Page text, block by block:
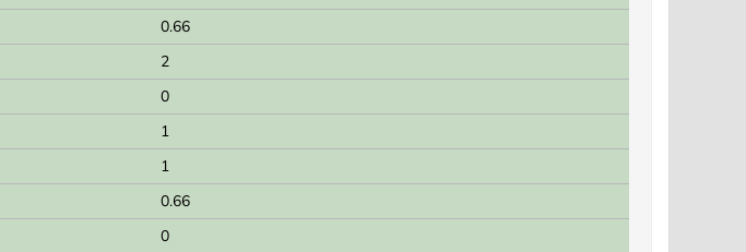
0.66
2
0
1
1
0.66
0